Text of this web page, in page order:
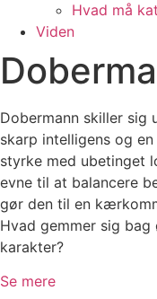
Hvad må
Viden
Dobermann skiller sig
skarp intelligens og
styrke med ubetinget
evne til at balancere
gør den til en
Hvad gemmer sig bag
karakter?
Se mere